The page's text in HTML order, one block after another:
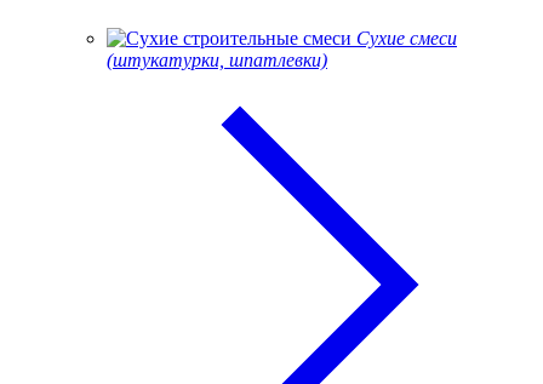
Сухие смеси
(штукатурки, шпатлевки)